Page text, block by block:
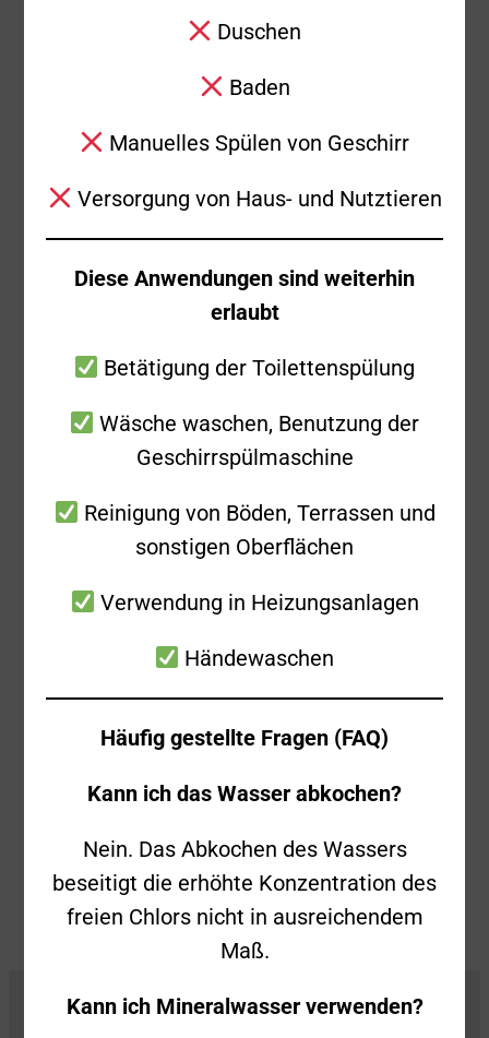
Zusammen mit den Kameraden der
Feuerwehr Donzdorf wurde die Freiwillige
Feuerwehr Süßen am Samstagmorgen um
07:41 Uhr zu einem metallverarbeitenden
alarmiert. Dort wurde ein Brand in der
Produktionshalle gemeldet. Aufgrund
dieser Meldung rückte neben der Drehleiter
Süßen ab. Beim Eintreffen der
Einsatzkräfte hatten die Firmenmitarbeiter
eine brennende mobile Absauganlage
bereits aus der Halle gebracht und den
Brand mit Feuerlöschern eingedämmt.
Halle mit mehreren Lüftern vom Rauch
befreit.
Zurück Alle Beiträge anzeigenWeiter
Duschen
Baden
Manuelles Spülen von Geschirr
Versorgung von Haus- und Nutztieren
Diese Anwendungen sind weiterhin
erlaubt
Betätigung der Toilettenspülung
Wäsche waschen, Benutzung der
Geschirrspülmaschine
Reinigung von Böden, Terrassen und
sonstigen Oberflächen
Verwendung in Heizungsanlagen
Händewaschen
Häufig gestellte Fragen (FAQ)
Kann ich das Wasser abkochen?
Nein. Das Abkochen des Wassers
beseitigt die erhöhte Konzentration des
freien Chlors nicht in ausreichendem
Maß.
Kann ich Mineralwasser verwenden?